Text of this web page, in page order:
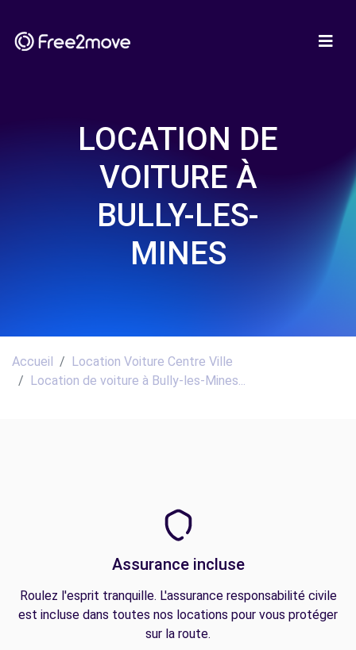
LOCATION DE
VOITURE À
BULLY-LES-
MINES
Accueil
Location Voiture Centre Ville
Location de voiture à Bully-les-Mines...
Assurance incluse
Roulez l'esprit tranquille. L'assurance responsabilité civile
est incluse dans toutes nos locations pour vous protéger
sur la route.